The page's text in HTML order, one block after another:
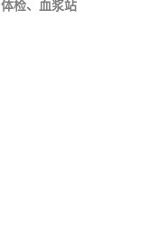
体检、血浆站